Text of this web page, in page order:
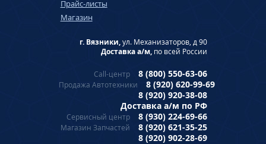
Прайс-листы
Магазин
г. Вязники,ул. Механизаторов, д 90
Доставка а/м, по всей России
Call-центр 8 (800) 550-63-06
Продажа Автотехники
8 (920) 620-99-69
8 (920) 920-38-08
Доставка а/м по РФ
Сервисный центр 8 (930) 224-69-66
Магазин Запчастей
8 (920) 621-35-25
8 (920) 902-28-69